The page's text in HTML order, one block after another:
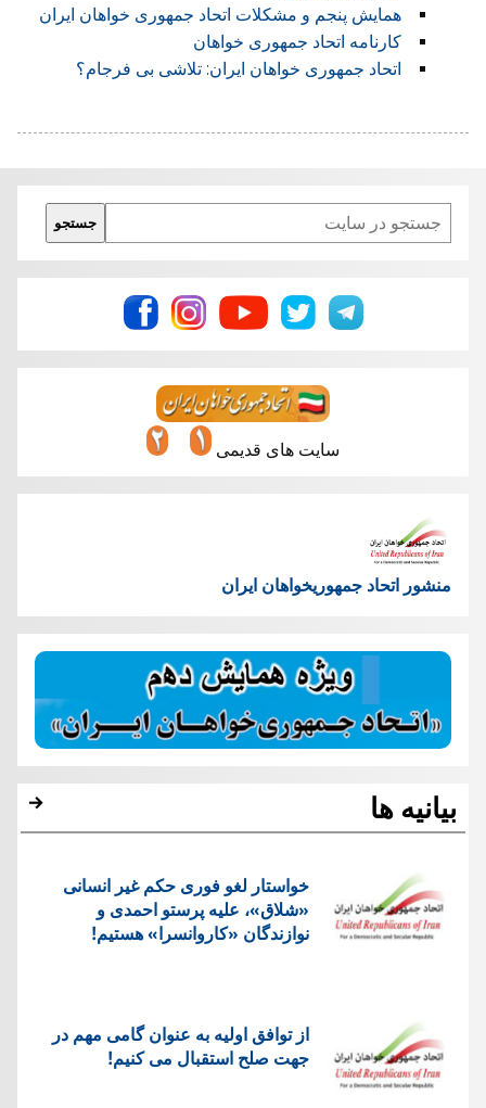
همایش پنجم و مشکلات اتحاد جمهوری خواهان ایران
کارنامه اتحاد جمهوری خواهان
اتحاد جمهوری خواهان ایران: تلاشی بی فرجام؟
Search
جستجو
سایت های قدیمی
منشور اتحاد جمهوریخواهان ایران
بیانیه ها
خواستار لغو فوری حکم غیر انسانی
«شلاق»، علیه پرستو احمدی و
نوازندگان «کاروانسرا» هستیم!
از توافق اولیه به عنوان گامی مهم در
جهت صلح استقبال می کنیم!